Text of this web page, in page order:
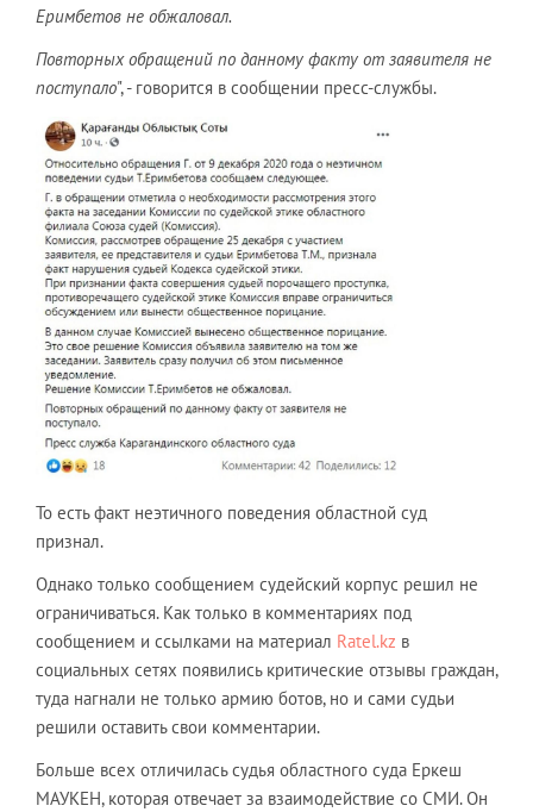
Еримбетов не обжаловал.
​Повторных обращений по данному факту от заявителя не
поступало", - говорится в сообщении пресс-службы.
То есть факт неэтичного поведения областной суд
признал.
Однако только сообщением судейский корпус решил не
ограничиваться. Как только в комментариях под
сообщением и ссылками на материал Ratel.kz в
социальных сетях появились критические отзывы граждан,
туда нагнали не только армию ботов, но и сами судьи
решили оставить свои комментарии.
Больше всех отличилась судья областного суда Еркеш
МАУКЕН, которая отвечает за взаимодействие со СМИ. Он